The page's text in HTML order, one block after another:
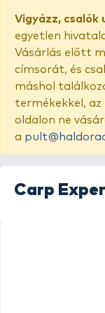
Vigyázz, csalók
egyetlen
Vásárlás előtt
címsorát, és
máshol
termékekkel, az
oldalon ne
a
Carp